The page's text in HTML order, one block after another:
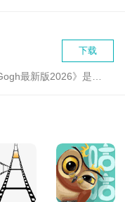
下载